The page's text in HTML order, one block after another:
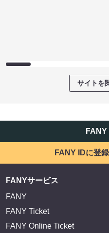
サイトを
FANY
FANY IDに登
FANYサービス
FANY
FANY Ticket
FANY Online Ticket